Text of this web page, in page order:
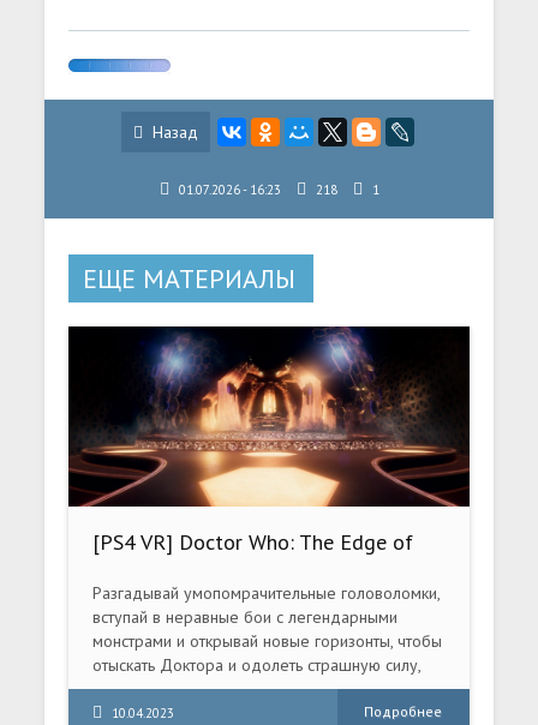
Назад
01.07.2026 - 16:23 218 1
ЕЩЕ МАТЕРИАЛЫ
[PS4 VR] Doctor Who: The Edge of
Time (CUSA17377) [1.03]
Разгадывай умопомрачительные головоломки,
вступай в неравные бои с легендарными
монстрами и открывай новые горизонты, чтобы
отыскать Доктора и одолеть страшную силу,
которая грозит уничтожить саму материю
реальности.
10.04.2023 Подробнее